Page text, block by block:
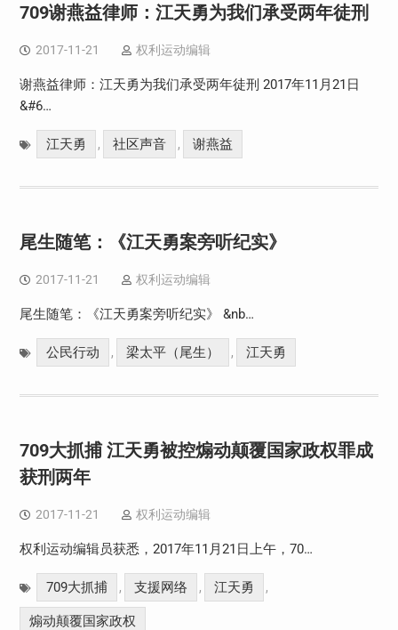
709谢燕益律师：江天勇为我们承受两年徒刑
2017-11-21 权利运动编辑
谢燕益律师：江天勇为我们承受两年徒刑 2017年11月21日
&#6…
江天勇 , 社区声音 , 谢燕益
尾生随笔：《江天勇案旁听纪实》
2017-11-21 权利运动编辑
尾生随笔：《江天勇案旁听纪实》 &nb…
公民行动 , 梁太平（尾生） , 江天勇
709大抓捕 江天勇被控煽动颠覆国家政权罪成
获刑两年
2017-11-21 权利运动编辑
权利运动编辑员获悉，2017年11月21日上午，70…
709大抓捕 , 支援网络 , 江天勇 ,
煽动颠覆国家政权